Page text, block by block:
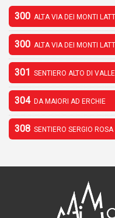
300 ALTA VIA DEI MONTI
300 ALTA VIA DEI MONTI
301 SENTIERO ALTO DI
304 DA MAIORI AD ERCHIE
308 SENTIERO SERGIO ROSA